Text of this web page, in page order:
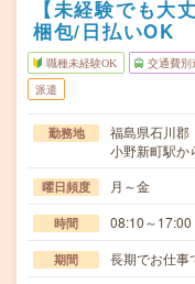
【未経験でも大
梱包/日払いOK
職種未経験OK 交通費別
派遣
勤務地
福島県石川郡
小野新町駅か
曜日頻度 月～金
時間 08:10～17:00
期間 長期でお仕事